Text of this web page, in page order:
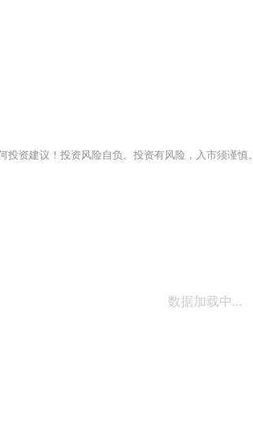
资建议！投资风险自负。投资有风险，入市须谨慎。
数据加载中...